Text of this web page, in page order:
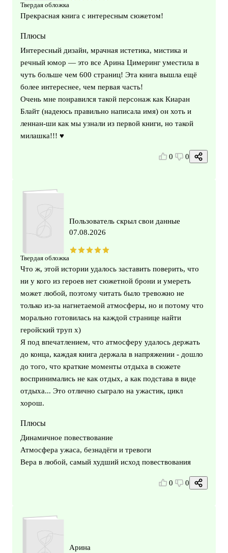
Твердая обложка
Прекрасная книга с интересным сюжетом!
Плюсы
Интересный дизайн, мрачная истетика, мистика и
речный юмор — это все Арина Цимеринг уместила в
чуть больше чем 600 страниц! Эта книга вышла ещё
более интереснее, чем первая часть!
Очень мне понравился такой персонаж как Киаран
Блайт (надеюсь правильно написала имя) он хоть и
леннан-ши как мы узнали из первой книги, но такой
милашка!!! ♥️
0 0
Твердая обложка
Пользователь скрыл свои данные
07.08.2026
Что ж, этой истории удалось заставить поверить, что
ни у кого из героев нет сюжетной брони и умереть
может любой, поэтому читать было тревожно не
только из-за нагнетаемой атмосферы, но и потому что
морально готовилась на каждой странице найти
геройский труп х)
Я под впечатлением, что атмосферу удалось держать
до конца, каждая книга держала в напряжении - дошло
до того, что краткие моменты отдыха в сюжете
воспринимались не как отдых, а как подстава в виде
отдыха... Это отлично сыграло на ужастик, цикл
хорош.
Плюсы
Динамичное повествование
Атмосфера ужаса, безнадёги и тревоги
Вера в любой, самый худший исход повествования
0 0
Арина